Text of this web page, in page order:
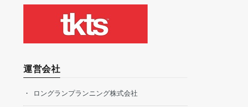
運営会社
ロングランプランニング株式会社